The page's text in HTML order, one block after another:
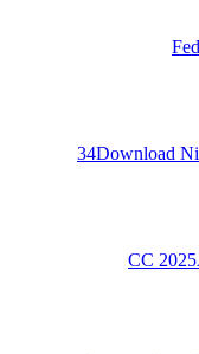
Download